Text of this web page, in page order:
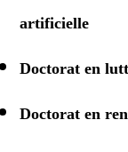
artificielle
Doctorat en
Doctorat en